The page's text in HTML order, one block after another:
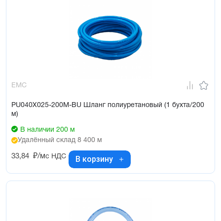
EMC
PU040X025-200M-BU Шланг полиуретановый (1 бухта/200
м)
В наличии 200 м
Удалённый склад 8 400 м
33,84 ₽/мс НДС В корзину